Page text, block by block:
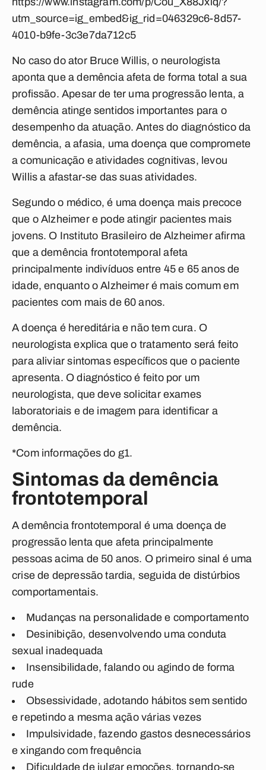
utm_source=ig_embed&ig_rid=046329c6-8d57-
4010-b9fe-3c3e7da712c5
No caso do ator Bruce Willis, o neurologista
aponta que a demência afeta de forma total a sua
profissão. Apesar de ter uma progressão lenta, a
demência atinge sentidos importantes para o
desempenho da atuação. Antes do diagnóstico da
demência, a afasia, uma doença que compromete
a comunicação e atividades cognitivas, levou
Willis a afastar-se das suas atividades.
Segundo o médico, é uma doença mais precoce
que o Alzheimer e pode atingir pacientes mais
jovens. O Instituto Brasileiro de Alzheimer afirma
que a demência frontotemporal afeta
principalmente indivíduos entre 45 e 65 anos de
idade, enquanto o Alzheimer é mais comum em
pacientes com mais de 60 anos.
A doença é hereditária e não tem cura. O
neurologista explica que o tratamento será feito
para aliviar sintomas específicos que o paciente
apresenta. O diagnóstico é feito por um
neurologista, que deve solicitar exames
laboratoriais e de imagem para identificar a
demência.
*Com informações do g1.
Sintomas da demência
frontotemporal
A demência frontotemporal é uma doença de
progressão lenta que afeta principalmente
pessoas acima de 50 anos. O primeiro sinal é uma
crise de depressão tardia, seguida de distúrbios
comportamentais.
Mudanças na personalidade e comportamento
Desinibição, desenvolvendo uma conduta
sexual inadequada
Insensibilidade, falando ou agindo de forma
rude
Obsessividade, adotando hábitos sem sentido
e repetindo a mesma ação várias vezes
Impulsividade, fazendo gastos desnecessários
e xingando com frequência
Dificuldade de julgar emoções, tornando-se